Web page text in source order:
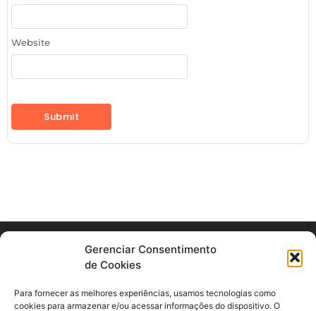
Gerenciar Consentimento
de Cookies
Para fornecer as melhores experiências, usamos tecnologias como
cookies para armazenar e/ou acessar informações do dispositivo. O
Website
11 2078-6052
11 2078-6052 (Clique para ser atendido)